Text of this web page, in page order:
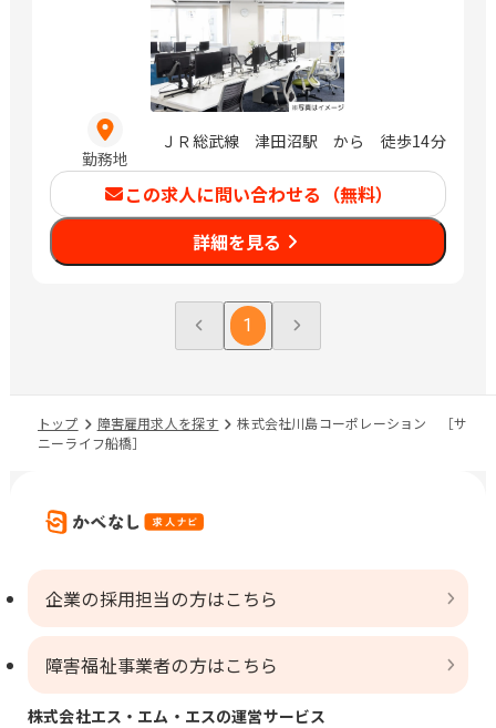
勤務地
ＪＲ総武線 津田沼駅 から 徒歩14分
この求人に問い合わせる（無料）
詳細を見る
1
トップ 障害雇用求人を探す
株式会社川島コーポレーション ［サ
ニーライフ船橋］
企業の採用担当の方はこちら
障害福祉事業者の方はこちら
株式会社エス・エム・エスの運営サービス